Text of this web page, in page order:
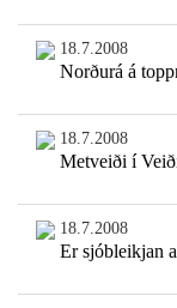
18.7.2008
Norðurá á
18.7.2008
Metveiði í
18.7.2008
Er sjóbleikjan